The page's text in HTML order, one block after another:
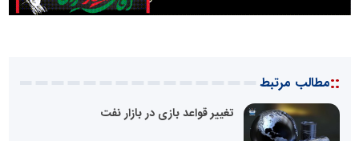
::مطالب مرتبط
تغییر قواعد بازی در بازار نفت